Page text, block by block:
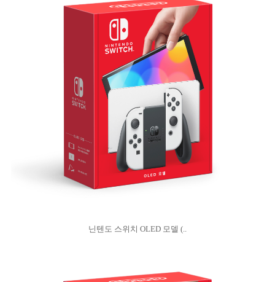
닌텐도 스위치 OLED 모델 (..